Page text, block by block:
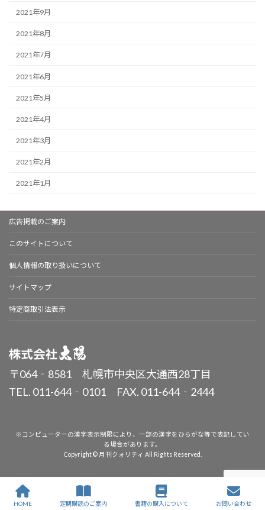
2021年9月
2021年8月
2021年7月
2021年6月
2021年5月
2021年4月
2021年3月
2021年2月
2021年1月
広告掲載のご案内
このサイトについて
個人情報の取り扱いについて
サイトマップ
特定商取引法表示
〒064‐8581 札幌市中央区大通西28丁目
TEL. 011-644‐0101 FAX. 011-644‐2444
※コンピューターの漢字表示制限により、一部の漢字をひらがな等で表記してい
る場合があります。
Copyright © 月刊クォリティ All Rights Reserved.
HOME 定期購読のご案内 書籍の購入について お問い合わせ